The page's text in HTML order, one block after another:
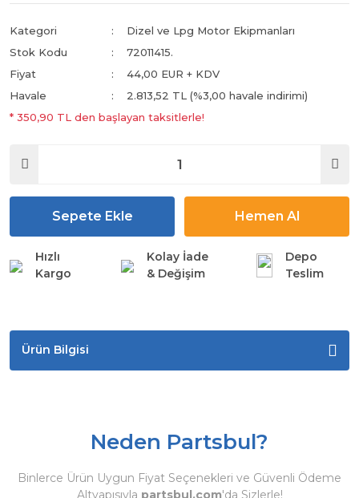
Kategori
Dizel ve Lpg Motor Ekipmanları
Stok Kodu
72011415.
Fiyat
44,00 EUR + KDV
Havale
2.813,52 TL (%3,00 havale indirimi)
* 350,90 TL den başlayan taksitlerle!
Sepete Ekle Hemen Al
Hızlı
Kargo
Kolay İade
& Değişim
Depo
Teslim
Ürün Bilgisi
Neden Partsbul?
Binlerce Ürün Uygun Fiyat Seçenekleri ve Güvenli Ödeme
Altyapısıyla partsbul.com'da Sizlerle!